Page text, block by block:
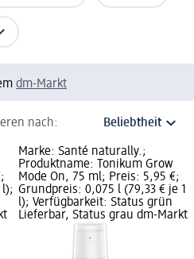
dm-Markt
nach:
l);
Marke: Santé naturally.;
Produktname: Tonikum Grow
Mode On, 75 ml; Preis: 5,95 €;
Grundpreis: 0,075 l (79,33 € je 1
l); Verfügbarkeit: Status grün
Lieferbar, Status grau dm-Markt